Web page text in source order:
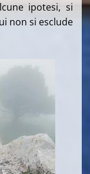
ipotesi, si
non si esclude